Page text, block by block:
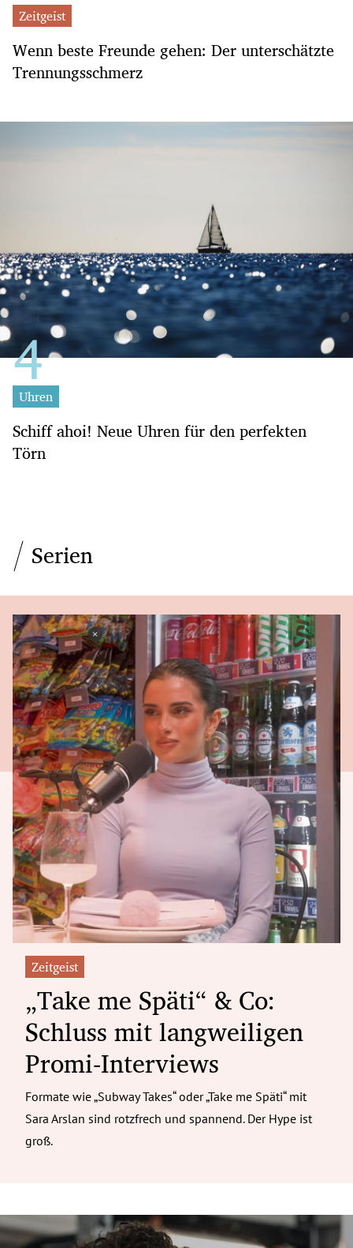
Zeitgeist
Wenn beste Freunde gehen: Der unterschätzte
Trennungsschmerz
Uhren
Schiff ahoi! Neue Uhren für den perfekten
Törn
Serien
Zeitgeist
„Take me Späti“ & Co:
Schluss mit langweiligen
Promi-Interviews
Formate wie „Subway Takes“ oder „Take me Späti“ mit
Sara Arslan sind rotzfrech und spannend. Der Hype ist
groß.